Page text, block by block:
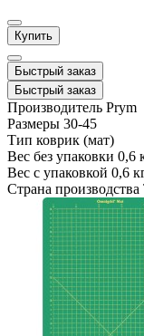
Купить
Быстрый заказ
Быстрый заказ
Производитель Prym
Размеры 30-45
Тип коврик (мат)
Вес без упаковки 0,6
Вес с упаковкой 0,6
Страна производства